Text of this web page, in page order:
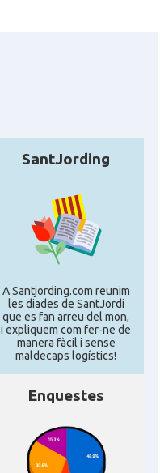
SantJording
A Santjording.com reunim
les diades de SantJordi
que es fan arreu del mon,
i expliquem com fer-ne de
manera fàcil i sense
maldecaps logí­stics!
Enquestes